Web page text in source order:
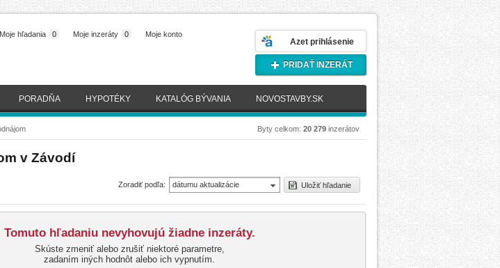
Azet prihlásenie
Moje konto
Moje inzeráty 0
Moje hľadania 0
PRIDAŤ INZERÁT
PORADŇA HYPOTÉKY KATALÓG BÝVANIA NOVOSTAVBY.SK
Byty celkom: 20 279 inzerátov
v Závodí
Zoradiť podľa:
dátumu aktualizácie
Uložiť hľadanie
Tomuto hľadaniu nevyhovujú žiadne inzeráty.
Skúste zmeniť alebo zrušiť niektoré parametre,
zadaním iných hodnôt alebo ich vypnutím.